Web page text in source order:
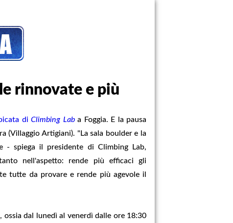
rinnovate e più
diClimbing Lab a Foggia. E la pausa
(Villaggio Artigiani). "La sala boulder e la
- spiega il presidente di Climbing Lab,
nell'aspetto: rende più efficaci gli
tutte da provare e rende più agevole il
dal lunedì al venerdì dalle ore 18:30